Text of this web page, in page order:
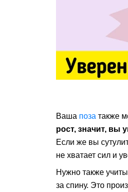
Ваша поза также
рост, значит, вы
Если же вы
не хватает сил и
Нужно также
за спину. Это